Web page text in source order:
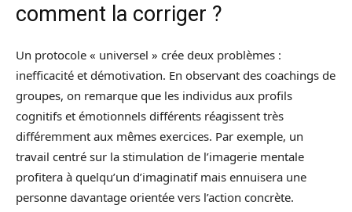
comment la corriger ?
Un protocole « universel » crée deux problèmes :
inefficacité et démotivation. En observant des coachings de
groupes, on remarque que les individus aux profils
cognitifs et émotionnels différents réagissent très
différemment aux mêmes exercices. Par exemple, un
travail centré sur la stimulation de l’imagerie mentale
profitera à quelqu’un d’imaginatif mais ennuisera une
personne davantage orientée vers l’action concrète.